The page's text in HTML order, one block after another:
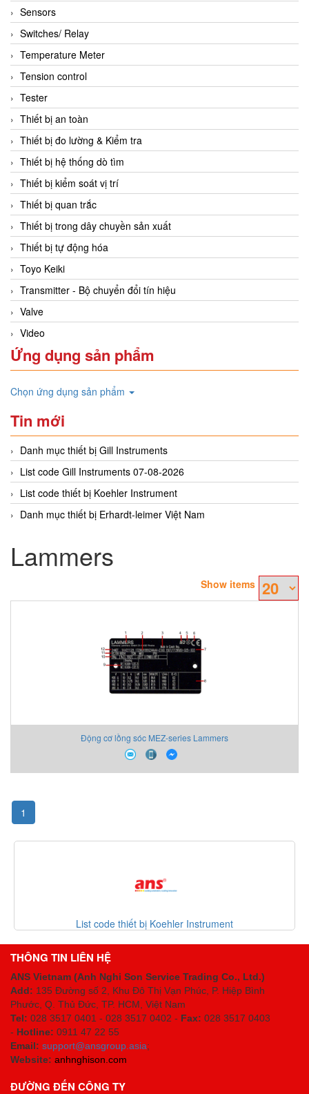
Sensors
Switches/ Relay
Temperature Meter
Tension control
Tester
Thiết bị an toàn
Thiết bị đo lường & Kiểm tra
Thiết bị hệ thống dò tìm
Thiết bị kiểm soát vị trí
Thiết bị quan trắc
Thiết bị trong dây chuyền sản xuất
Thiết bị tự động hóa
Toyo Keiki
Transmitter - Bộ chuyển đổi tín hiệu
Valve
Video
Ứng dụng sản phẩm
Chọn ứng dụng sản phẩm
Tin mới
Danh mục thiết bị Gill Instruments
List code Gill Instruments 07-08-2026
List code thiết bị Koehler Instrument
Danh mục thiết bị Erhardt-leimer Việt Nam
Lammers
Show items
Động cơ lồng sóc MEZ-series Lammers
1
List code thiết bị Koehler Instrument
THÔNG TIN LIÊN HỆ
ANS Vietnam (Anh Nghi Son Service Trading Co., Ltd.)
Add: 135 Đường số 2, Khu Đô Thị Vạn Phúc, P. Hiệp Bình
Phước, Q. Thủ Đức, TP. HCM , Việt Nam
Tel: 028 3517 0401 - 028 3517 0402 - Fax: 028 3517 0403
- Hotline: 0911 47 22 55
Email: support@ansgroup.asia;
Website: anhnghison.com
ĐƯỜNG ĐẾN CÔNG TY